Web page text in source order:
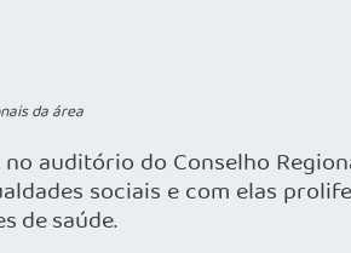
da área
auditório do Conselho
sociais e com elas
de saúde.